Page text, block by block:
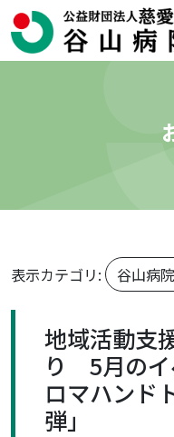
表示カテゴリ: 谷山病
地域活動支
り 5月の
ロマハンド
弾」